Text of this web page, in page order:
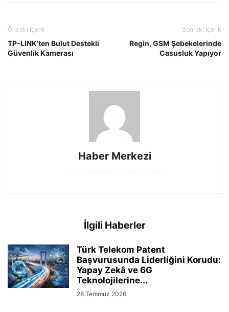
Önceki İçerik
TP-LINK’ten Bulut Destekli
Güvenlik Kamerası
Sonraki İçerik
Regin, GSM Şebekelerinde
Casusluk Yapıyor
Haber Merkezi
İlgili Haberler
Türk Telekom Patent
Başvurusunda Liderliğini Korudu:
Yapay Zekâ ve 6G
Teknolojilerine...
28 Temmuz 2026